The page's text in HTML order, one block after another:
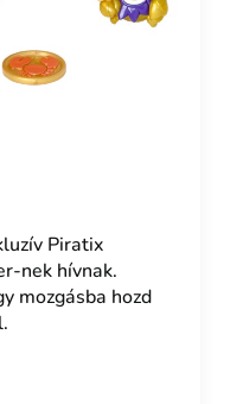
Piratix
nek hívnak.
mozgásba hozd